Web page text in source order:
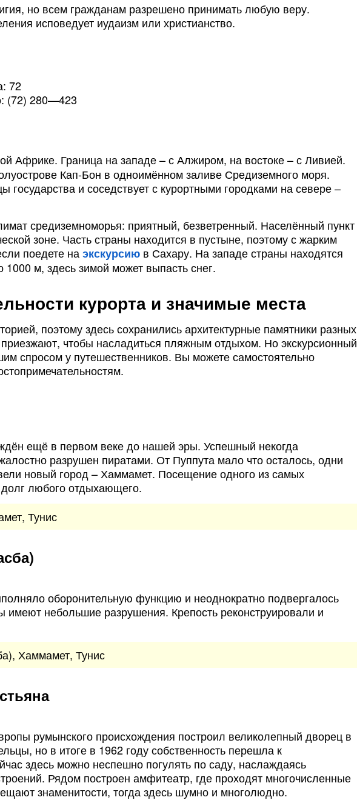
но всем гражданам разрешено принимать любую веру.
исповедует иудаизм или христианство.
72
(72) 280—423
Африке. Граница на западе – с Алжиром, на востоке – с Ливией.
Кап-Бон в одноимённом заливе Средиземного моря.
государства и соседствует с курортными городками на севере –
средиземноморья: приятный, безветренный. Населённый пункт
зоне. Часть страны находится в пустыне, поэтому с жарким
поедете наэкскурсию в Сахару. На западе страны находятся
м, здесь зимой может выпасть снег.
курорта и значимые места
поэтому здесь сохранились архитектурные памятники разных
чтобы насладиться пляжным отдыхом. Но экскурсионный
спросом у путешественников. Вы можете самостоятельно
ещё в первом веке до нашей эры. Успешный некогда
разрушен пиратами. От Пуппута мало что осталось, одни
новый город – Хаммамет. Посещение одного из самых
любого отдыхающего.
Тунис
оборонительную функцию и неоднократно подвергалось
имеют небольшие разрушения. Крепость реконструировали и
Хаммамет, Тунис
румынского происхождения построил великолепный дворец в
но в итоге в 1962 году собственность перешла к
здесь можно неспешно погулять по саду, наслаждаясь
Рядом построен амфитеатр, где проходят многочисленные
знаменитости, тогда здесь шумно и многолюдно.